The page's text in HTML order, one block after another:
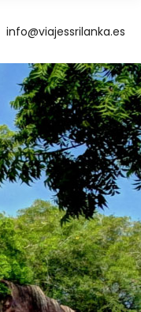
info@viajessrilanka.es